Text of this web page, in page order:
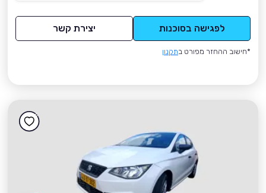
לפגישה בסוכנות יצירת קשר
*חישוב ההחזר מפורט בתקנון